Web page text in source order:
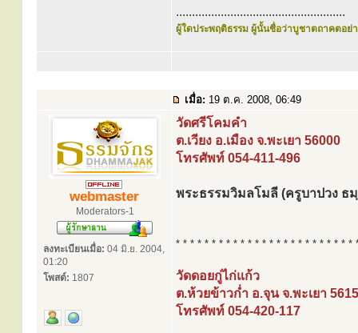
.....................................................
ผู้ใดประพฤติธรรม ผู้นั้นชื่อว่าบูชาตถาคตอย่า
เมื่อ: 19 ต.ค. 2008, 06:49
webmaster
Moderators-1
ลงทะเบียนเมื่อ: 04 มิ.ย. 2004,
01:20
โพสต์: 1807
วัดศรีโคมคำ
ต.เวียง อ.เมือง จ.พะเยา 56000
โทรศัพท์ 054-411-496
พระธรรมวิมลโมลี (ครูบาปวง ธ
* * * * * * * * * * * * * * * * * * * * * * * * *
วัดดอยกู่ไก่แก้ว
ต.ห้วยข้าวก่ำ อ.จุน จ.พะเยา
โทรศัพท์ 054-420-117